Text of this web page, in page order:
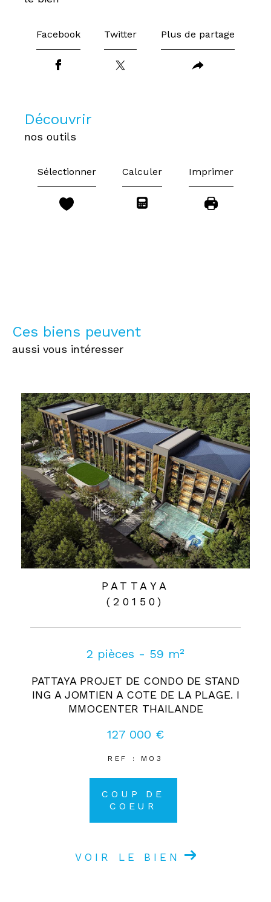
Facebook Twitter Plus de partage
découvrir
nos outils
Sélectionner Calculer Imprimer
Ces biens peuvent
aussi vous intéresser
PATTAYA
(20150)
2 pièces - 59 m²
PATTAYA PROJET DE CONDO DE STAND
ING A JOMTIEN A COTE DE LA PLAGE. I
MMOCENTER THAILANDE
127 000 €
REF : MO3
COUP DE
COEUR
VOIR LE BIEN